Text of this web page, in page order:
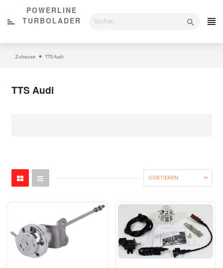
Inhalt
POWERLINE
TURBOLADER
Zuhause TTS Audi
TTS Audi
SORTIEREN